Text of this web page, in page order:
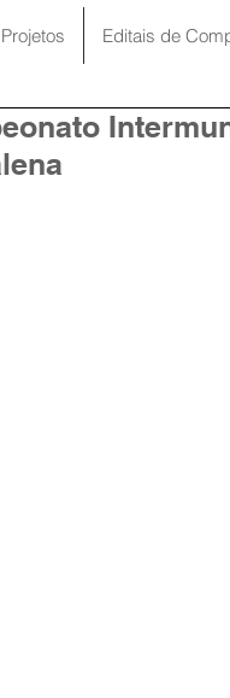
Projetos Editais de